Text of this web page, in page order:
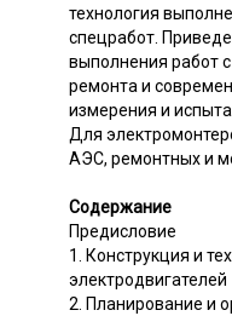
технология
спецработ.
выполнения работ
ремонта и
измерения и
Для
АЭС, ремонтных и
Содержание
Предисловие
1. Конструкция и
электродвигателей
2. Планирование и